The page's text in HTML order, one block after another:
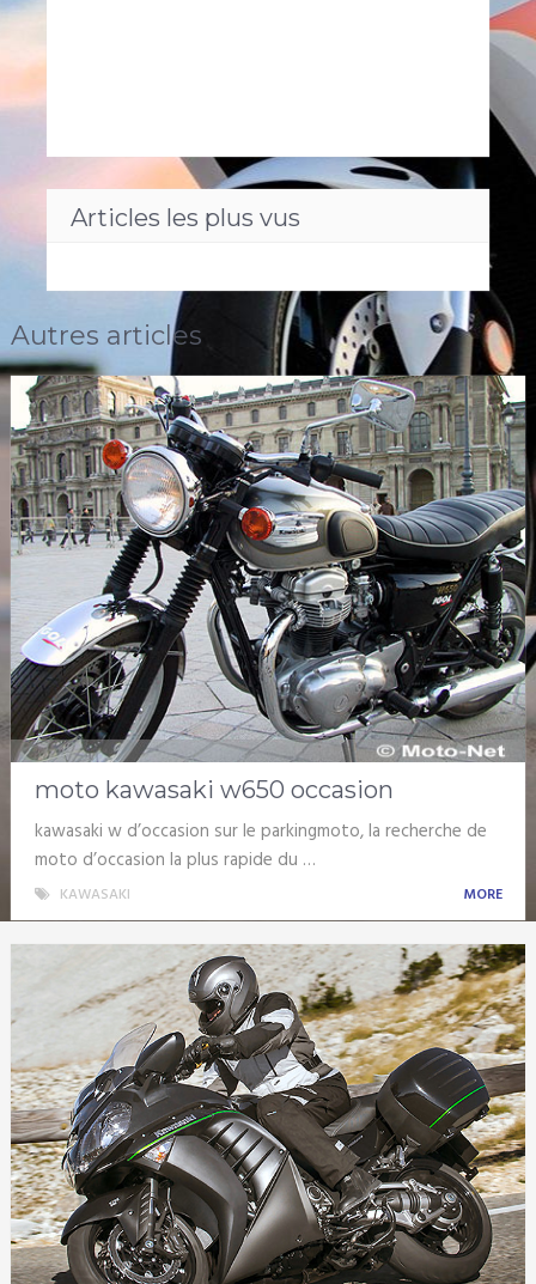
Articles les plus vus
Autres articles
moto kawasaki w650 occasion
kawasaki w d’occasion sur le parkingmoto, la recherche de
moto d’occasion la plus rapide du …
KAWASAKI MORE